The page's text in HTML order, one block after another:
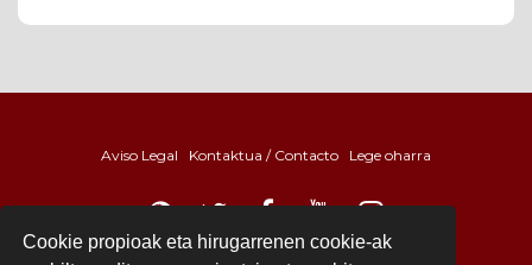
Cookie propioak eta hirugarrenen cookie-ak
Aviso Legal Kontaktua / Contacto Lege oharra